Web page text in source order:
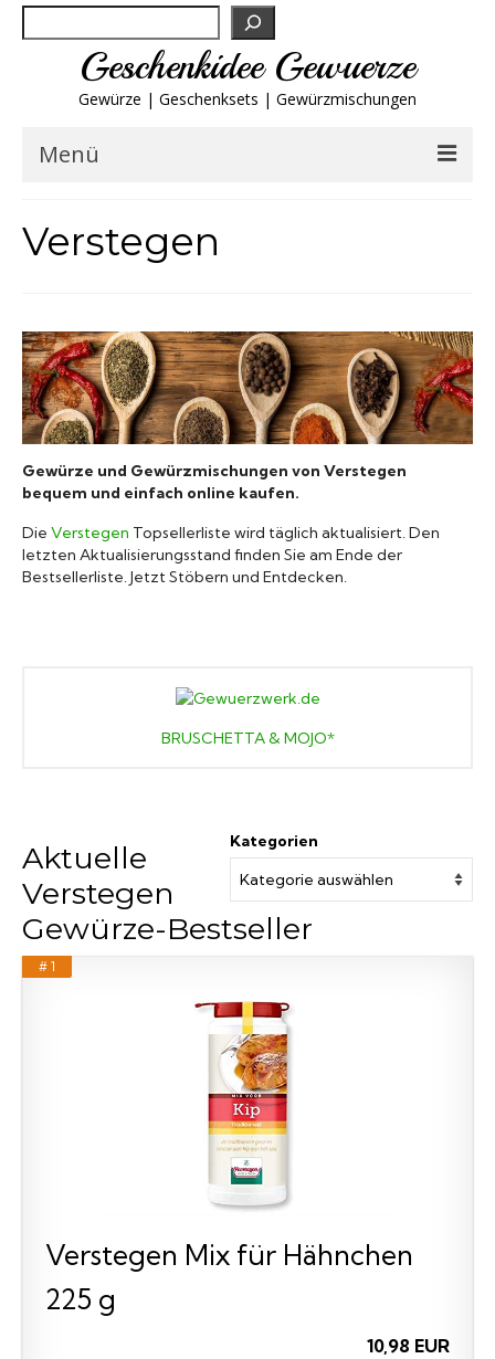
Geschenkidee Gewuerze
Gewürze | Geschenksets | Gewürzmischungen
Menü
Gewürzgläser
Gewürzregal
Mörser
Verstegen
Gewürze und Gewürzmischungen von Verstegen
bequem und einfach online kaufen.
Die Verstegen Topsellerliste wird täglich aktualisiert. Den
letzten Aktualisierungsstand finden Sie am Ende der
Bestsellerliste. Jetzt Stöbern und Entdecken.
BRUSCHETTA & MOJO*
Kategorien
Aktuelle
Verstegen
Gewürze-Bestseller
# 1
Verstegen Mix für Hähnchen
225 g
10,98 EUR